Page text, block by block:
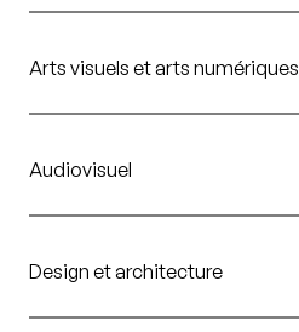
Arts visuels et arts numériques
Audiovisuel
Design et architecture